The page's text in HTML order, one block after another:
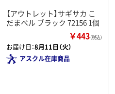
【アウトレット】サギサカ こ
だまベル ブラック 72156 1個
￥443（税込）
お届け日：8月11日（火）
アスクル在庫商品